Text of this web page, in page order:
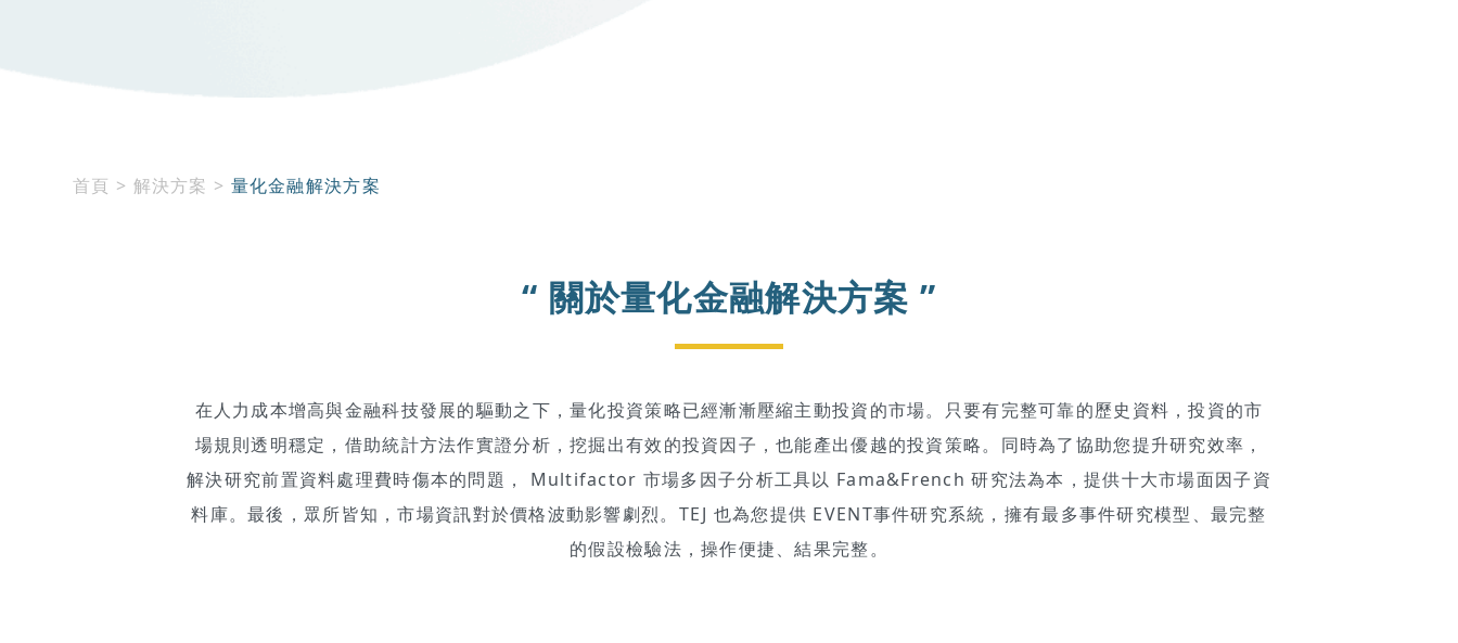
首頁 > 解決方案 > 量化金融解決方案
“ 關於量化金融解決方案 ”
在人力成本增高與金融科技發展的驅動之下，量化投資策略已經漸漸壓縮主動投資的市場。只要有完整可靠的歷史資料，投資的市
場規則透明穩定，借助統計方法作實證分析，挖掘出有效的投資因子，也能產出優越的投資策略。同時為了協助您提升研究效率，
解決研究前置資料處理費時傷本的問題， Multifactor 市場多因子分析工具以 Fama&French 研究法為本，提供十大市場面因子資
料庫。最後，眾所皆知，市場資訊對於價格波動影響劇烈。TEJ 也為您提供 EVENT事件研究系統，擁有最多事件研究模型、最完整
的假設檢驗法，操作便捷、結果完整。